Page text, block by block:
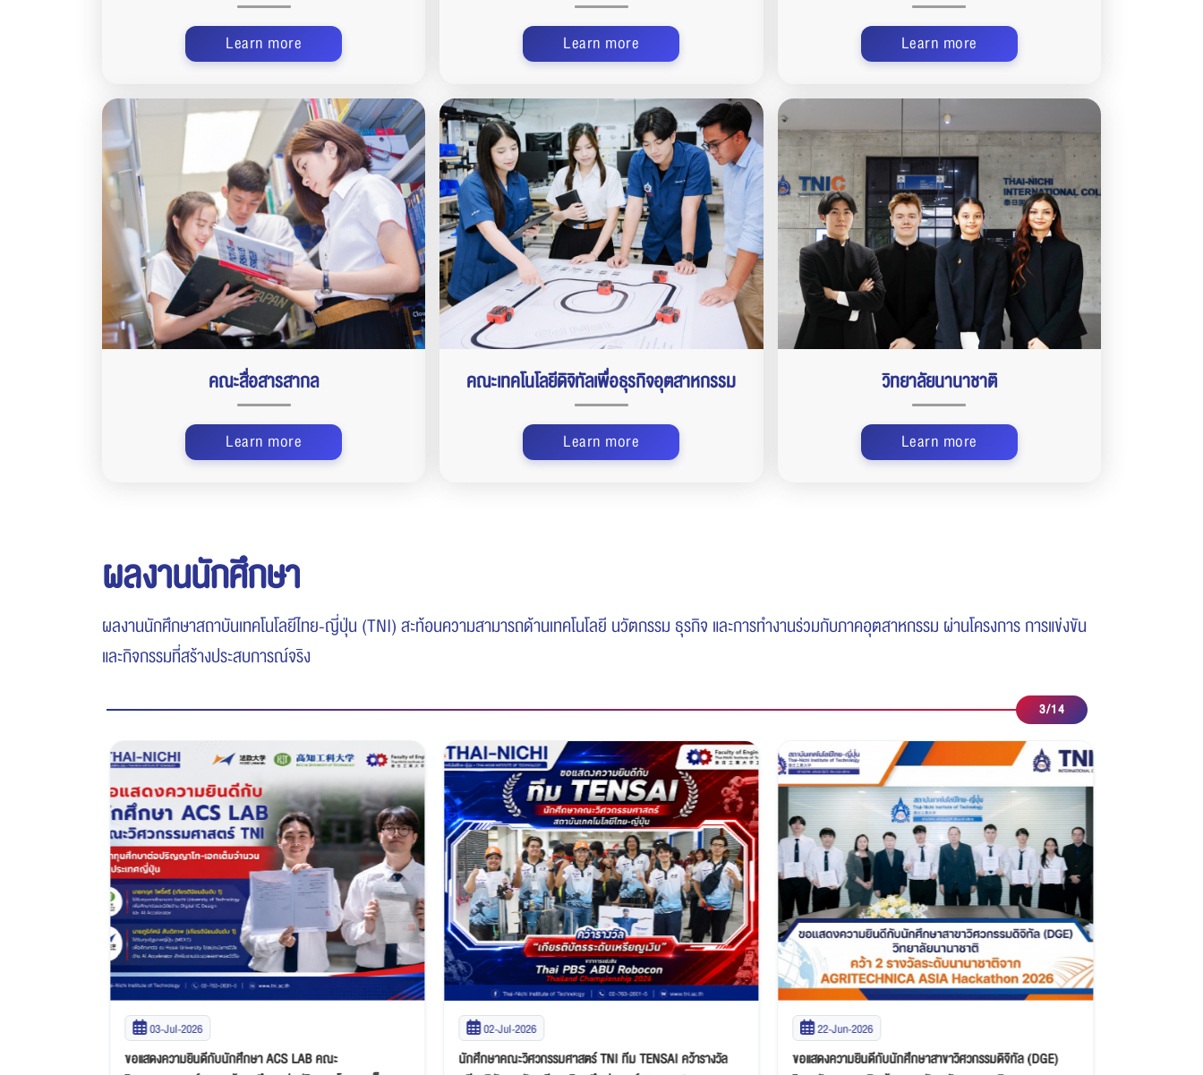
Learn more Learn more Learn more
คณะสื่อสารสากล
Learn more
คณะเทคโนโลยีดิจิทัลเพื่อธุรกิจอุตสาหกรรม
Learn more
วิทยาลัยนานาชาติ
Learn more
ผลงานนักศึกษา
ผลงานนักศึกษาสถาบันเทคโนโลยีไทย-ญี่ปุ่น (TNI) สะท้อนความสามารถด้านเทคโนโลยี นวัตกรรม ธุรกิจ และการทำงานร่วมกับภาคอุตสาหกรรม ผ่านโครงการ การแข่งขัน
และกิจกรรมที่สร้างประสบการณ์จริง
03-Jul-2026
ขอแสดงความยินดีกับนักศึกษา ACS LAB คณะ
02-Jul-2026
นักศึกษาคณะวิศวกรรมศาสตร์ TNI ทีม TENSAI คว้ารางวัล
22-Jun-2026
ขอแสดงความยินดีกับนักศึกษาสาขาวิศวกรรมดิจิทัล (DGE)
3/14